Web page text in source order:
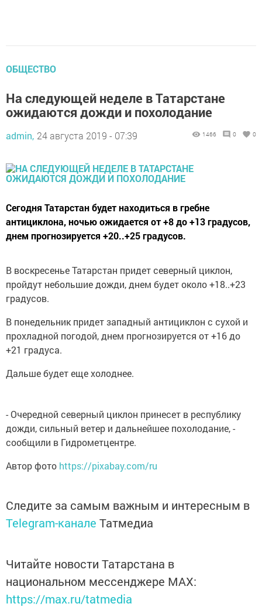
ОБЩЕСТВО
На следующей неделе в Татарстане
ожидаются дожди и похолодание
admin, 24 августа 2019 - 07:39 1466 0 0
Сегодня Татарстан будет находиться в гребне
антициклона, ночью ожидается от +8 до +13 градусов,
днем прогнозируется +20..+25 градусов.
В воскресенье Татарстан придет северный циклон,
пройдут небольшие дожди, днем будет около +18..+23
градусов.
В понедельник придет западный антициклон с сухой и
прохладной погодой, днем прогнозируется от +16 до
+21 градуса.
Дальше будет еще холоднее.
- Очередной северный циклон принесет в республику
дожди, сильный ветер и дальнейшее похолодание, -
сообщили в Гидрометцентре.
Автор фото https://pixabay.com/ru
Следите за самым важным и интересным в
Telegram-канале Татмедиа
Читайте новости Татарстана в
национальном мессенджере MАХ:
https://max.ru/tatmedia